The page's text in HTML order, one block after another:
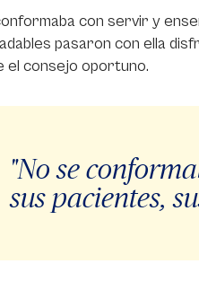
con servir y
pasaron con ella
el consejo oportuno.
"No se
sus pacientes,